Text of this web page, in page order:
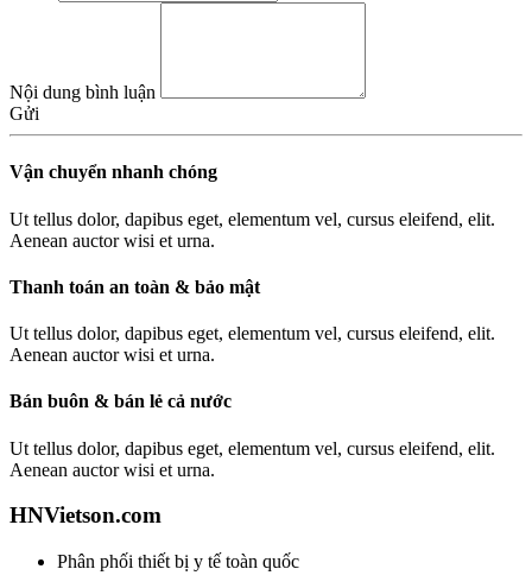
Nội dung bình luận
Gửi
Vận chuyển nhanh chóng
Ut tellus dolor, dapibus eget, elementum vel, cursus eleifend, elit.
Aenean auctor wisi et urna.
Thanh toán an toàn & bảo mật
Ut tellus dolor, dapibus eget, elementum vel, cursus eleifend, elit.
Aenean auctor wisi et urna.
Bán buôn & bán lẻ cả nước
Ut tellus dolor, dapibus eget, elementum vel, cursus eleifend, elit.
Aenean auctor wisi et urna.
HNVietson.com
Phân phối thiết bị y tế toàn quốc